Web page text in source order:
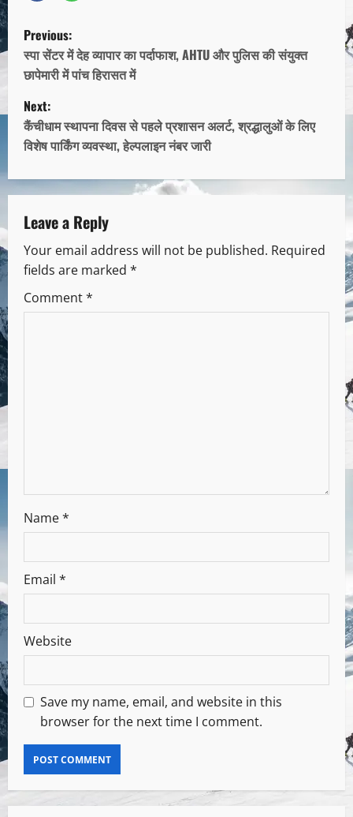
Previous:
स्पा सेंटर में देह व्यापार का पर्दाफाश, AHTU और पुलिस की संयुक्त
छापेमारी में पांच हिरासत में
Next:
कैंचीधाम स्थापना दिवस से पहले प्रशासन अलर्ट, श्रद्धालुओं के लिए
विशेष पार्किंग व्यवस्था, हेल्पलाइन नंबर जारी
Leave a Reply
Your email address will not be published. Required
fields are marked *
Comment*
Name*
Email *
Website
Save my name, email, and website in this
browser for the next time I comment.